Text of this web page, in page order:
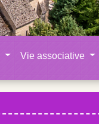
Vie associative